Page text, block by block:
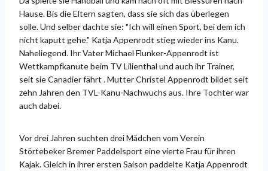
Hause. Bis die Eltern sagten, dass sie sich das überlegen
solle. Und selber dachte sie: "Ich will einen Sport, bei dem ich
nicht kaputt gehe." Katja Appenrodt stieg wieder ins Kanu.
Naheliegend. Ihr Vater Michael Flunker-Appenrodt ist
Wettkampfkanute beim TV Lilienthal und auch ihr Trainer,
seit sie Canadier fährt . Mutter Christel Appenrodt bildet seit
zehn Jahren den TVL-Kanu-Nachwuchs aus. Ihre Tochter war
auch dabei.
Vor drei Jahren suchten drei Mädchen vom Verein
Störtebeker Bremer Paddelsport eine vierte Frau für ihren
Kajak. Gleich in ihrer ersten Saison paddelte Katja Appenrodt